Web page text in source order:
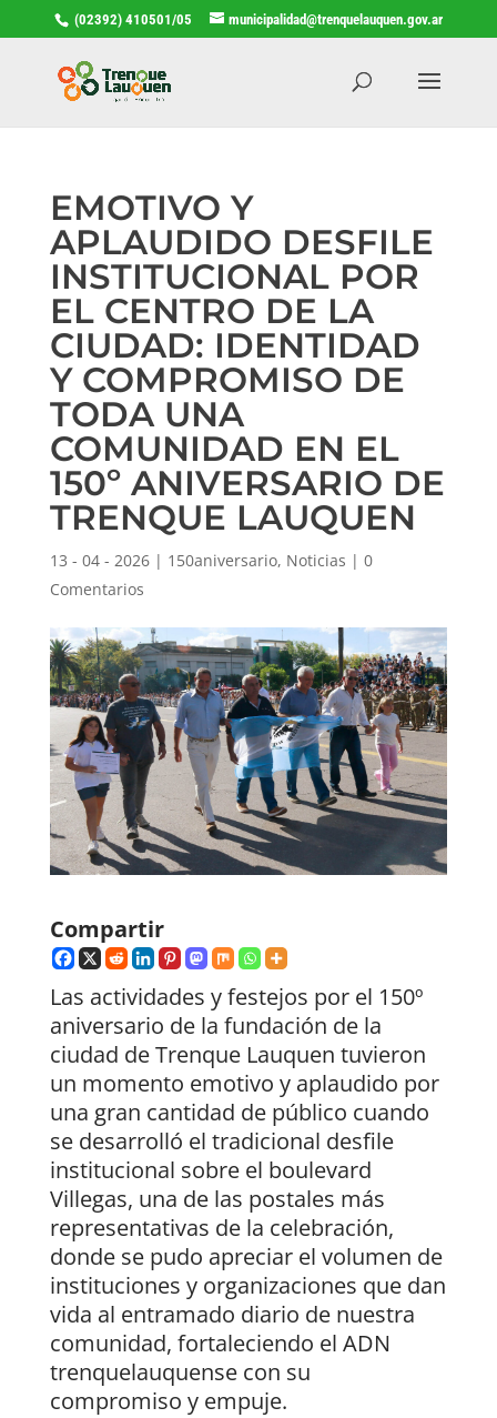
(02392) 410501/05 municipalidad@trenquelauquen.gov.ar
EMOTIVO Y
APLAUDIDO DESFILE
INSTITUCIONAL POR
EL CENTRO DE LA
CIUDAD: IDENTIDAD
Y COMPROMISO DE
TODA UNA
COMUNIDAD EN EL
150º ANIVERSARIO DE
TRENQUE LAUQUEN
13 - 04 - 2026| 150aniversario, Noticias | 0
Comentarios
Compartir
Las actividades y festejos por el 150º
aniversario de la fundación de la
ciudad de Trenque Lauquen tuvieron
un momento emotivo y aplaudido por
una gran cantidad de público cuando
se desarrolló el tradicional desfile
institucional sobre el boulevard
Villegas, una de las postales más
representativas de la celebración,
donde se pudo apreciar el volumen de
instituciones y organizaciones que dan
vida al entramado diario de nuestra
comunidad, fortaleciendo el ADN
trenquelauquense con su
compromiso y empuje.